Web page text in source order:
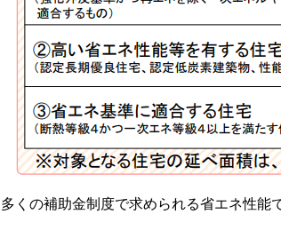
多くの補助金制度で求められる省エネ性能